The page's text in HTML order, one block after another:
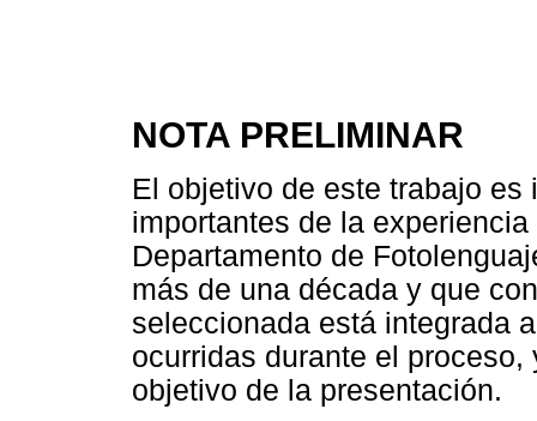
NOTA PRELIMINAR
El objetivo de este trabajo
importantes de la
Departamento de
más de una década y que
seleccionada está integrada
ocurridas durante el
objetivo de la presentación.